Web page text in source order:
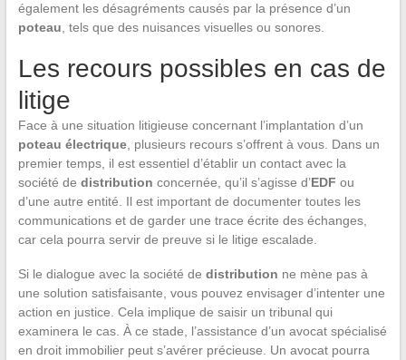
également les désagréments causés par la présence d’un
poteau, tels que des nuisances visuelles ou sonores.
Les recours possibles en cas de
litige
Face à une situation litigieuse concernant l’implantation d’un
poteau électrique, plusieurs recours s’offrent à vous. Dans un
premier temps, il est essentiel d’établir un contact avec la
société de distribution concernée, qu’il s’agisse d’EDF ou
d’une autre entité. Il est important de documenter toutes les
communications et de garder une trace écrite des échanges,
car cela pourra servir de preuve si le litige escalade.
Si le dialogue avec la société de distribution ne mène pas à
une solution satisfaisante, vous pouvez envisager d’intenter une
action en justice. Cela implique de saisir un tribunal qui
examinera le cas. À ce stade, l’assistance d’un avocat spécialisé
en droit immobilier peut s’avérer précieuse. Un avocat pourra